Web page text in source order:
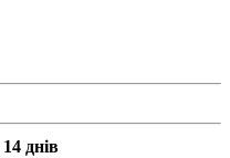
14 днів